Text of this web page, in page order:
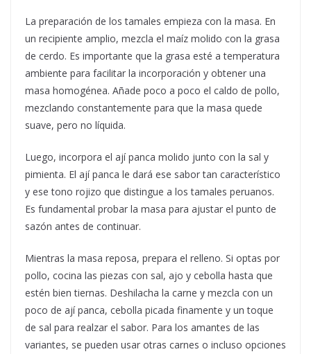
La preparación de los tamales empieza con la masa. En
un recipiente amplio, mezcla el maíz molido con la grasa
de cerdo. Es importante que la grasa esté a temperatura
ambiente para facilitar la incorporación y obtener una
masa homogénea. Añade poco a poco el caldo de pollo,
mezclando constantemente para que la masa quede
suave, pero no líquida.
Luego, incorpora el ají panca molido junto con la sal y
pimienta. El ají panca le dará ese sabor tan característico
y ese tono rojizo que distingue a los tamales peruanos.
Es fundamental probar la masa para ajustar el punto de
sazón antes de continuar.
Mientras la masa reposa, prepara el relleno. Si optas por
pollo, cocina las piezas con sal, ajo y cebolla hasta que
estén bien tiernas. Deshilacha la carne y mezcla con un
poco de ají panca, cebolla picada finamente y un toque
de sal para realzar el sabor. Para los amantes de las
variantes, se pueden usar otras carnes o incluso opciones